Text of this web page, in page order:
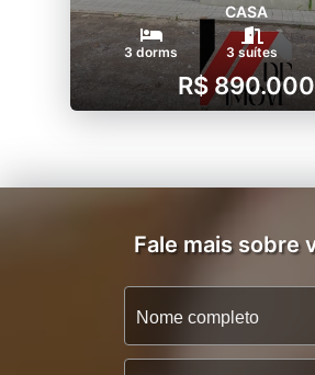
CASA
3 dorms 3 suítes
R$ 890.000
Fale mais sobre